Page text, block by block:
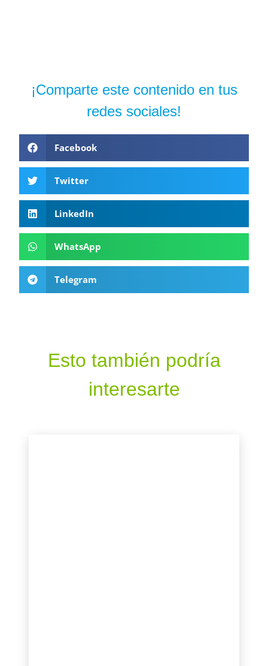
¡Comparte este contenido en tus
redes sociales!
Facebook
Twitter
LinkedIn
WhatsApp
Telegram
Esto también podría
interesarte